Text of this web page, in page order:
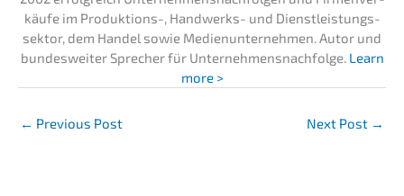
käu­fe im Produk­ti­ons-, Handwerks- und Dienst­leis­tungs­
sek­tor, dem Handel sowie Medien­un­ter­neh­men. Autor und
bundes­wei­ter Sprecher für Unternehmens­nachfolge. Learn
more >
← Previous Post Next Post →